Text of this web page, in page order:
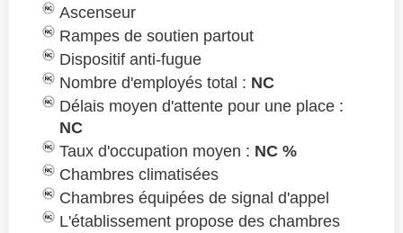
Ascenseur
Rampes de soutien partout
Dispositif anti-fugue
Nombre d'employés total : NC
Délais moyen d'attente pour une place :
NC
Taux d'occupation moyen : NC %
Chambres climatisées
Chambres équipées de signal d'appel
L'établissement propose des chambres